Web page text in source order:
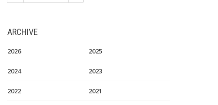
ARCHIVE
2026 2025
2024 2023
2022 2021